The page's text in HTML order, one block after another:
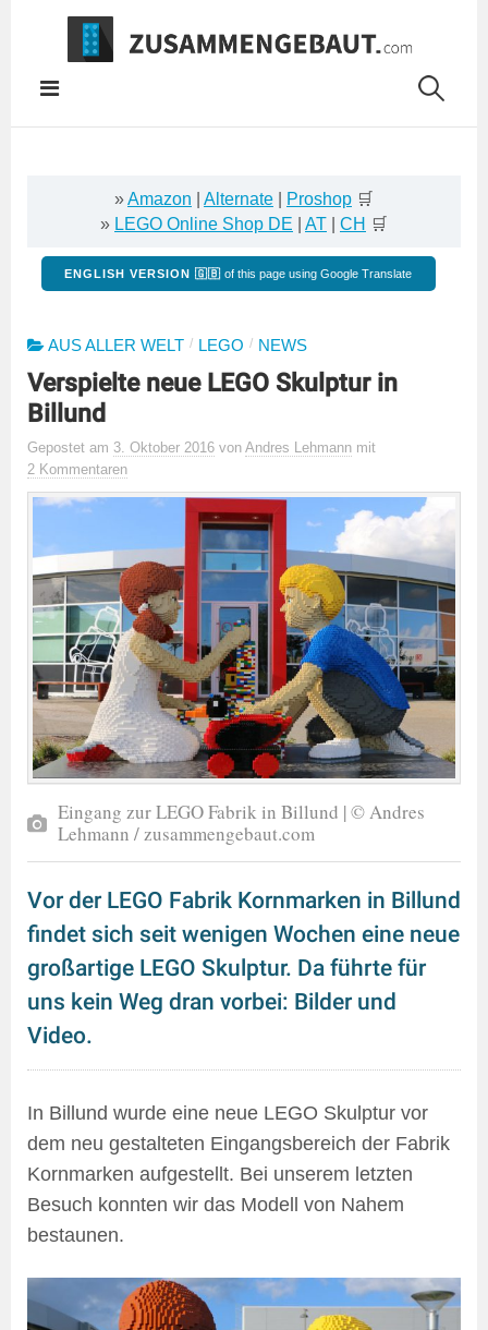
Springe
Inhalt
»Amazon Alternate Proshop 🛒
» LEGO Online Shop DE AT CH 🛒
ENGLISH VERSION 🇬🇧 of this page using Google Translate
AUS ALLER WELT / LEGO / NEWS
Verspielte neue LEGO Skulptur in
Billund
Gepostet am 3. Oktober 2016 von Andres Lehmann mit
2 Kommentaren
Eingang zur LEGO Fabrik in Billund | © Andres
Lehmann / zusammengebaut.com
Vor der LEGO Fabrik Kornmarken in Billund
findet sich seit wenigen Wochen eine neue
großartige LEGO Skulptur. Da führte für
uns kein Weg dran vorbei: Bilder und
Video.
In Billund wurde eine neue LEGO Skulptur vor
dem neu gestalteten Eingangsbereich der Fabrik
Kornmarken aufgestellt. Bei unserem letzten
Besuch konnten wir das Modell von Nahem
bestaunen.